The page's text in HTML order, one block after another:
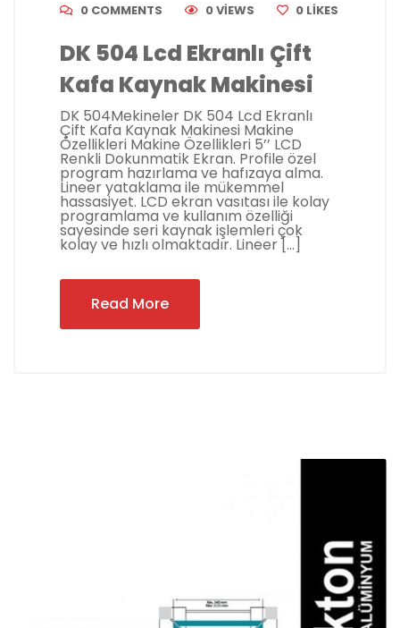
0 COMMENTS
0 VIEWS 0 LIKES
DK 504 Lcd Ekranlı Çift
Kafa Kaynak Makinesi
DK 504Mekineler DK 504 Lcd Ekranlı
Çift Kafa Kaynak Makinesi Makine
Özellikleri Makine Özellikleri 5’’ LCD
Renkli Dokunmatik Ekran. Profile özel
program hazırlama ve hafızaya alma.
Lineer yataklama ile mükemmel
hassasiyet. LCD ekran vasıtası ile kolay
programlama ve kullanım özelliği
sayesinde seri kaynak işlemleri çok
kolay ve hızlı olmaktadır. Lineer […]
Read More